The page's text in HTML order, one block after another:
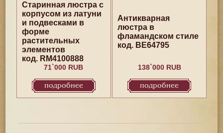
Старинная люстра с
корпусом из латуни
и подвесками в
форме
растительных
элементов
код. RM4100888
71`000 RUB
подробнее
Антикварная
люстра в
фламандском стиле
код. BE64795
138`000 RUB
подробнее